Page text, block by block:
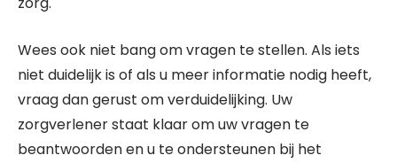
Wees ook niet bang om vragen te stellen. Als iets
niet duidelijk is of als u meer informatie nodig heeft,
vraag dan gerust om verduidelijking. Uw
zorgverlener staat klaar om uw vragen te
beantwoorden en u te ondersteunen bij het